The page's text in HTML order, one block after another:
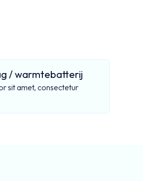
/ warmtebatterij
sit amet, consectetur